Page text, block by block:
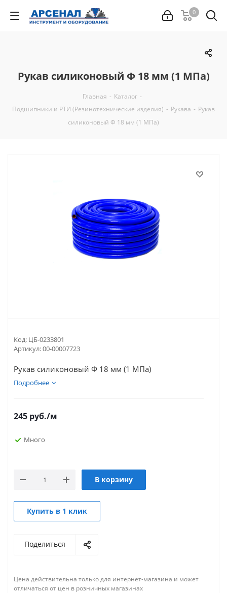
0
Рукав силиконовый Ф 18 мм (1 МПа)
Главная - Каталог -
Подшипники и РТИ (Резинотехнические изделия) - Рукава - Рукав
силиконовый Ф 18 мм (1 МПа)
Код: ЦБ-0233801
Артикул:00-00007723
Рукав силиконовый Ф 18 мм (1 МПа)
Подробнее
245 руб./м
Много
В корзину
Купить в 1 клик
Поделиться
Цена действительна только для интернет-магазина и может
отличаться от цен в розничных магазинах